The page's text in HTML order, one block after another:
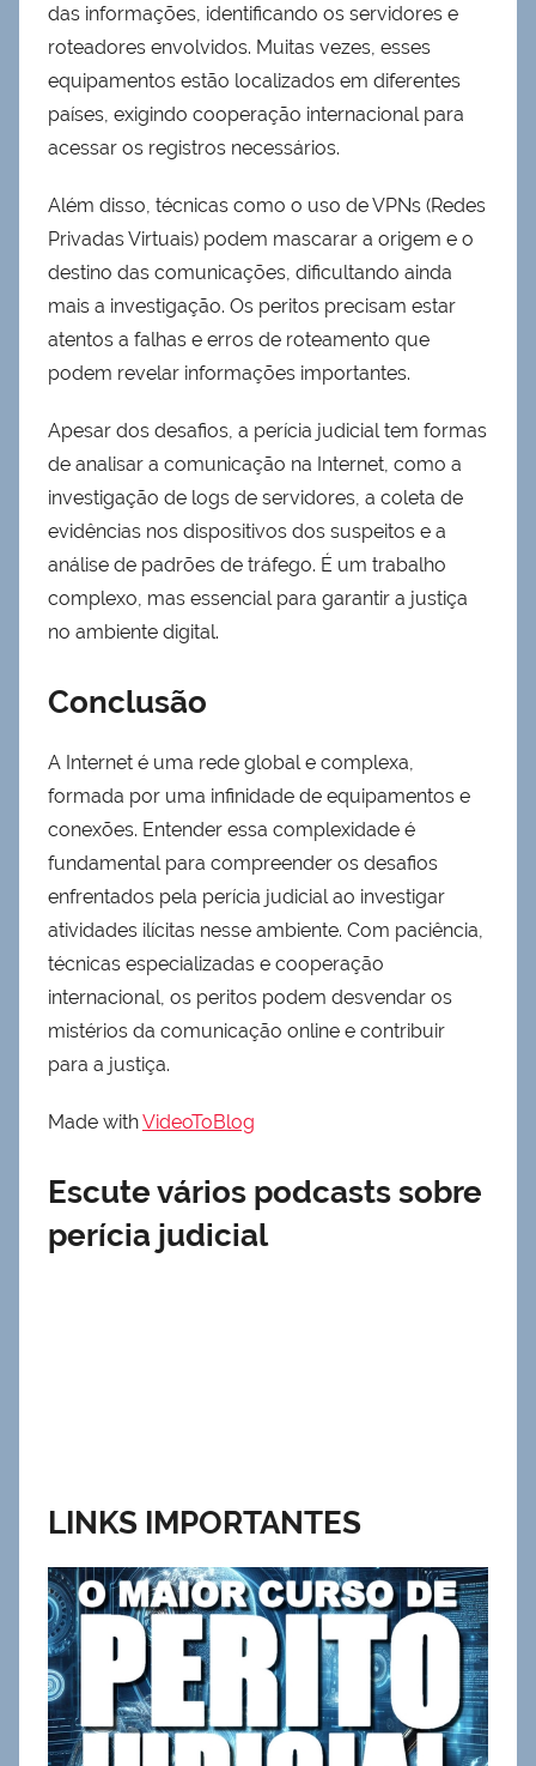
das informações, identificando os servidores e
roteadores envolvidos. Muitas vezes, esses
equipamentos estão localizados em diferentes
países, exigindo cooperação internacional para
acessar os registros necessários.
Além disso, técnicas como o uso de VPNs (Redes
Privadas Virtuais) podem mascarar a origem e o
destino das comunicações, dificultando ainda
mais a investigação. Os peritos precisam estar
atentos a falhas e erros de roteamento que
podem revelar informações importantes.
Apesar dos desafios, a perícia judicial tem formas
de analisar a comunicação na Internet, como a
investigação de logs de servidores, a coleta de
evidências nos dispositivos dos suspeitos e a
análise de padrões de tráfego. É um trabalho
complexo, mas essencial para garantir a justiça
no ambiente digital.
Conclusão
A Internet é uma rede global e complexa,
formada por uma infinidade de equipamentos e
conexões. Entender essa complexidade é
fundamental para compreender os desafios
enfrentados pela perícia judicial ao investigar
atividades ilícitas nesse ambiente. Com paciência,
técnicas especializadas e cooperação
internacional, os peritos podem desvendar os
mistérios da comunicação online e contribuir
para a justiça.
Made withVideoToBlog
Escute vários podcasts sobre
perícia judicial
LINKS IMPORTANTES